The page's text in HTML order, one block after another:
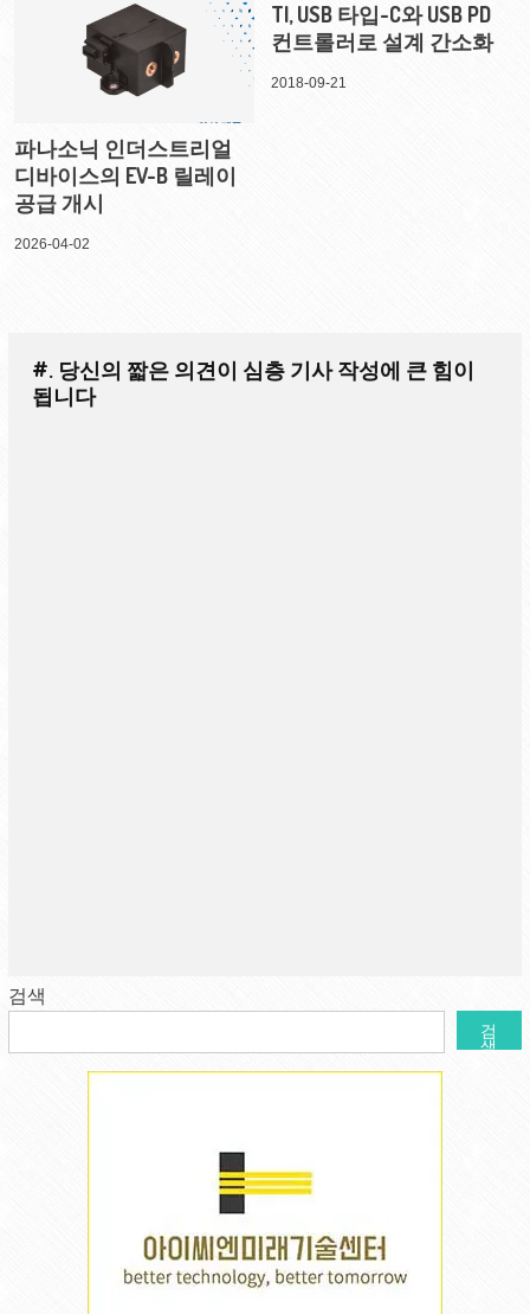
파나소닉 인더스트리얼
디바이스의 EV-B 릴레이
공급 개시
2026-04-02
TI, USB 타입-C와 USB PD
컨트롤러로 설계 간소화
2018-09-21
#. 당신의 짧은 의견이 심층 기사 작성에 큰 힘이
됩니다
검색
검
색